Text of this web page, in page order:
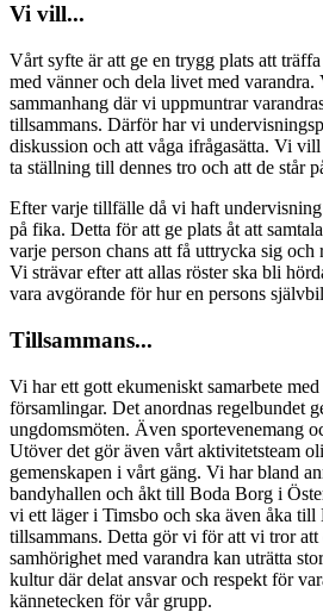
Vi vill...
Vårt syfte är att ge en trygg plats att
med vänner och dela livet med
sammanhang där vi uppmuntrar
tillsammans. Därför har vi
diskussion och att våga ifrågasätta. Vi
ta ställning till dennes tro och att de står
Efter varje tillfälle då vi haft
på fika. Detta för att ge plats åt att
varje person chans att få uttrycka sig
Vi strävar efter att allas röster ska bli
vara avgörande för hur en persons
Tillsammans...
Vi har ett gott ekumeniskt samarbete
församlingar. Det anordnas regelbundet
ungdomsmöten. Även sportevenemang
Utöver det gör även vårt aktivitetsteam
gemenskapen i vårt gäng. Vi har bland
bandyhallen och åkt till Boda Borg i
vi ett läger i Timsbo och ska även åka till
tillsammans. Detta gör vi för att vi tror att
samhörighet med varandra kan uträtta
kultur där delat ansvar och respekt för
kännetecken för vår grupp.